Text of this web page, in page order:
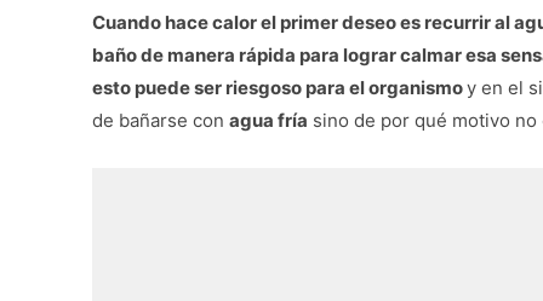
Cuando hace calor el primer deseo es recurrir al
baño de manera rápida para lograr calmar esa
esto puede ser riesgoso para el organismoy en el
de bañarse con agua fría sino de por qué motivo